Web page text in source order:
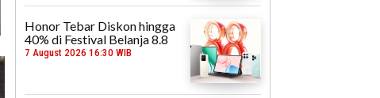
Honor Tebar Diskon hingga
40% di Festival Belanja 8.8
7 August 2026 16:30 WIB